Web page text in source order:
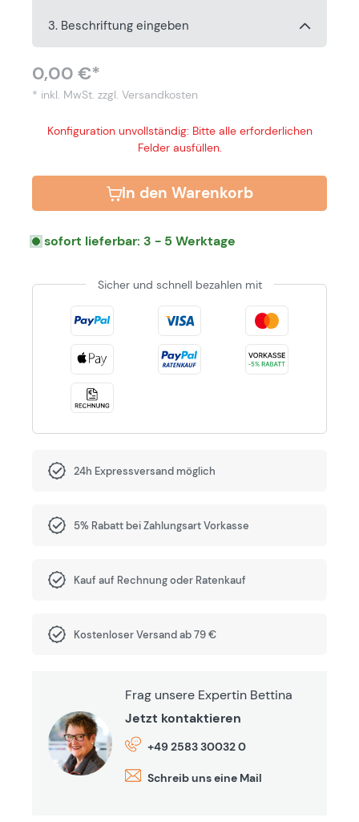
3. Beschriftung eingeben
0,00 €*
* inkl. MwSt. zzgl. Versandkosten
Konfiguration unvollständig: Bitte alle erforderlichen
Felder ausfüllen.
In den Warenkorb
sofort lieferbar: 3 - 5 Werktage
Sicher und schnell bezahlen mit
24h Expressversand möglich
5% Rabatt bei Zahlungsart Vorkasse
Kauf auf Rechnung oder Ratenkauf
Kostenloser Versand ab 79 €
Frag unsere Expertin Bettina
Jetzt kontaktieren
+49 2583 30032 0
Schreib uns eine Mail